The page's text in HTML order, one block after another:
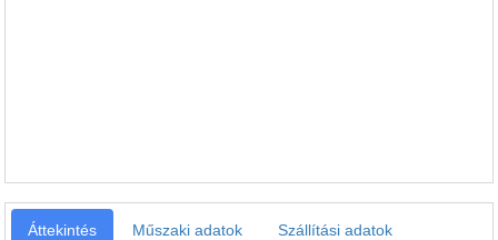
Áttekintés Műszaki adatok Szállítási adatok